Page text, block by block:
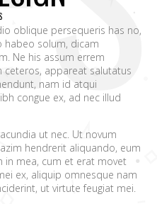
oblique persequeris has no,
habeo solum, dicam
Ne his assum errem
appareat salutatus
nam id atqui
congue ex, ad nec illud
ut nec. Ut novum
hendrerit aliquando, eum
in mea, cum et erat movet
ex, aliquip omnesque nam
ut virtute feugiat mei.